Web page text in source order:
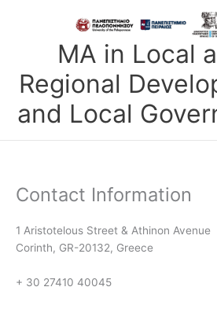
MA in Local
Regional
and Local
Contact Information
1 Aristotelous Street & Athinon Avenue
Corinth, GR-20132, Greece
+ 30 27410 40045